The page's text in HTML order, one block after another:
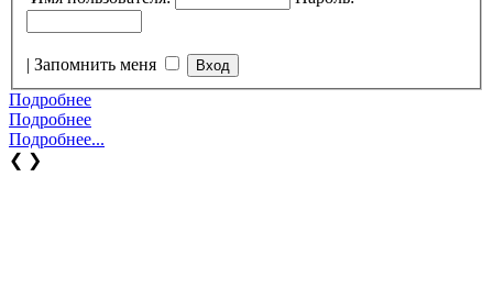
| Запомнить меня
Подробнее
Подробнее
Подробнее...
❮ ❯